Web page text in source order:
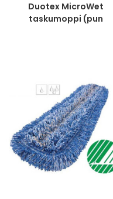
Duotex MicroWet
taskumoppi (pun